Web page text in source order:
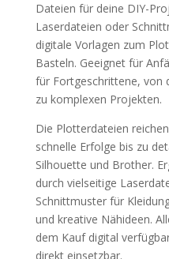
Dateien für deine DIY-
Laserdateien oder
digitale Vorlagen zum
Basteln. Geeignet für
für Fortgeschrittene, von
zu komplexen Projekten.
Die Plotterdateien
schnelle Erfolge bis zu
Silhouette und Brother.
durch vielseitige
Schnittmuster für
und kreative Nähideen.
dem Kauf digital
direkt einsetzbar.